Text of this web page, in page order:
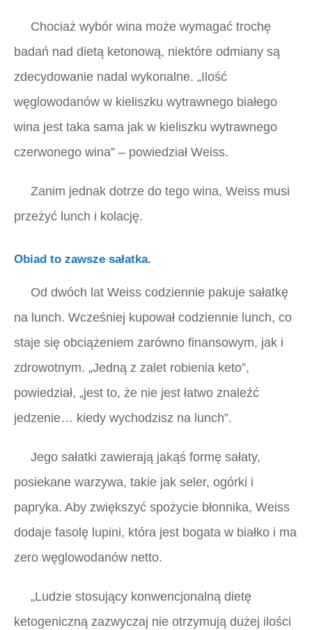
Chociaż wybór wina może wymagać trochę
badań nad dietą ketonową, niektóre odmiany są
zdecydowanie nadal wykonalne. „Ilość
węglowodanów w kieliszku wytrawnego białego
wina jest taka sama jak w kieliszku wytrawnego
czerwonego wina” – powiedział Weiss.
Zanim jednak dotrze do tego wina, Weiss musi
przeżyć lunch i kolację.
Obiad to zawsze sałatka.
Od dwóch lat Weiss codziennie pakuje sałatkę
na lunch. Wcześniej kupował codziennie lunch, co
staje się obciążeniem zarówno finansowym, jak i
zdrowotnym. „Jedną z zalet robienia keto”,
powiedział, „jest to, że nie jest łatwo znaleźć
jedzenie… kiedy wychodzisz na lunch”.
Jego sałatki zawierają jakąś formę sałaty,
posiekane warzywa, takie jak seler, ogórki i
papryka. Aby zwiększyć spożycie błonnika, Weiss
dodaje fasolę lupini, która jest bogata w białko i ma
zero węglowodanów netto.
„Ludzie stosujący konwencjonalną dietę
ketogeniczną zazwyczaj nie otrzymują dużej ilości